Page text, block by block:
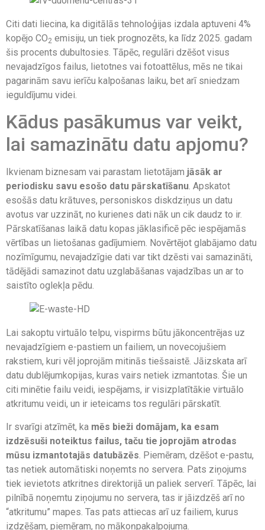
Citi dati liecina, ka digitālās tehnoloģijas izdala aptuveni 4%
kopējo CO2 emisiju, un tiek prognozēts, ka līdz 2025. gadam
šis procents dubultosies. Tāpēc, regulāri dzēšot visus
nevajadzīgos failus, lietotnes vai fotoattēlus, mēs ne tikai
pagarinām savu ierīču kalpošanas laiku, bet arī sniedzam
ieguldījumu videi.
Kādus pasākumus var veikt,
lai samazinātu datu apjomu?
Ikvienam biznesam vai parastam lietotājam jāsāk ar
periodisku savu esošo datu pārskatīšanu. Apskatot
esošās datu krātuves, personiskos diskdziņus un datu
avotus var uzzināt, no kurienes dati nāk un cik daudz to ir.
Pārskatīšanas laikā datu kopas jāklasificē pēc iespējamās
vērtības un lietošanas gadījumiem. Novērtējot glabājamo datu
nozīmīgumu, nevajadzīgie dati var tikt dzēsti vai samazināti,
tādējādi samazinot datu uzglabāšanas vajadzības un ar to
saistīto oglekļa pēdu.
Lai sakoptu virtuālo telpu, vispirms būtu jākoncentrējas uz
nevajadzīgiem e-pastiem un failiem, un novecojušiem
rakstiem, kuri vēl joprojām mitinās tiešsaistē. Jāizskata arī
datu dublējumkopijas, kuras vairs netiek izmantotas. Šie un
citi minētie failu veidi, iespējams, ir visizplatītākie virtuālo
atkritumu veidi, un ir ieteicams tos regulāri pārskatīt.
Ir svarīgi atzīmēt, ka mēs bieži domājam, ka esam
izdzēsuši noteiktus failus, taču tie joprojām atrodas
mūsu izmantotajās datubāzēs . Piemēram, dzēšot e-pastu,
tas netiek automātiski noņemts no servera. Pats ziņojums
tiek ievietots atkritnes direktorijā un paliek serverī. Tāpēc, lai
pilnībā noņemtu ziņojumu no servera, tas ir jāizdzēš arī no
“atkritumu” mapes. Tas pats attiecas arī uz failiem, kurus
izdzēšam, piemēram, no mākoņpakalpojuma.